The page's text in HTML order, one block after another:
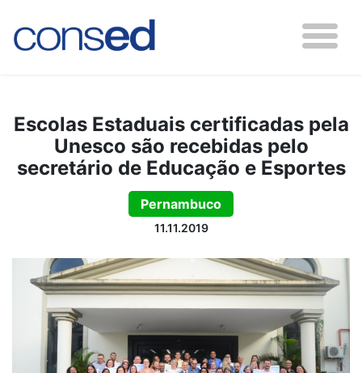
Escolas Estaduais certificadas pela
Unesco são recebidas pelo
secretário de Educação e Esportes
Pernambuco
11.11.2019